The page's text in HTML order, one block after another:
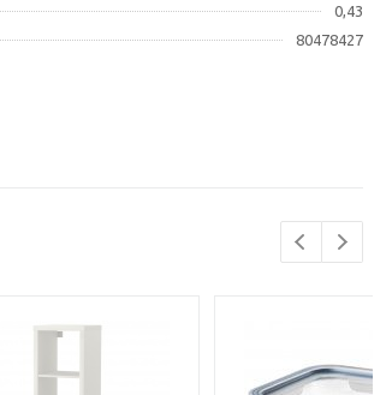
0,43
80478427